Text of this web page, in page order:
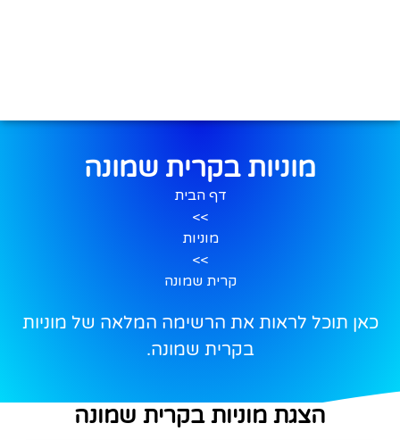
מוניות בקרית שמונה
דף הבית
>>
מוניות
>>
קרית שמונה
כאן תוכל לראות את הרשימה המלאה של מוניות
בקרית שמונה.
הצגת מוניות בקרית שמונה